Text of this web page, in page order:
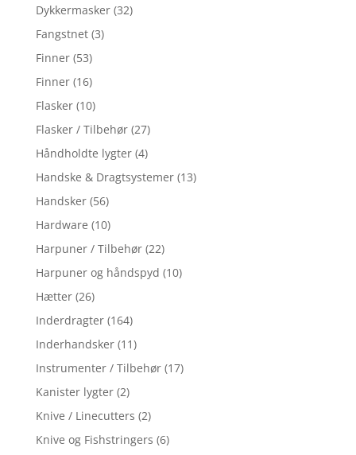
Dykkermasker (32)
Fangstnet (3)
Finner (53)
Finner (16)
Flasker (10)
Flasker / Tilbehør (27)
Håndholdte lygter (4)
Handske & Dragtsystemer (13)
Handsker (56)
Hardware (10)
Harpuner / Tilbehør (22)
Harpuner og håndspyd (10)
Hætter (26)
Inderdragter (164)
Inderhandsker (11)
Instrumenter / Tilbehør (17)
Kanister lygter (2)
Knive / Linecutters (2)
Knive og Fishstringers (6)